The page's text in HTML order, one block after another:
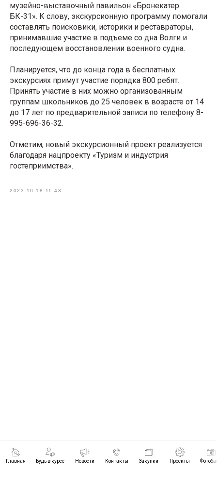
Главная Будь в курсе Новости Контакты Закупки Проекты
музейно-выставочный павильон «Бронекатер
БК-31». К слову, экскурсионную программу помогали
составлять поисковики, историки и реставраторы,
принимавшие участие в подъеме со дна Волги и
последующем восстановлении военного судна.
Планируется, что до конца года в бесплатных
экскурсиях примут участие порядка 800 ребят.
Принять участие в них можно организованным
группам школьников до 25 человек в возрасте от 14
до 17 лет по предварительной записи по телефону 8-
995-696-36-32.
Отметим, новый экскурсионный проект реализуется
благодаря нацпроекту «Туризм и индустрия
гостеприимства».
2023-10-18 11:43